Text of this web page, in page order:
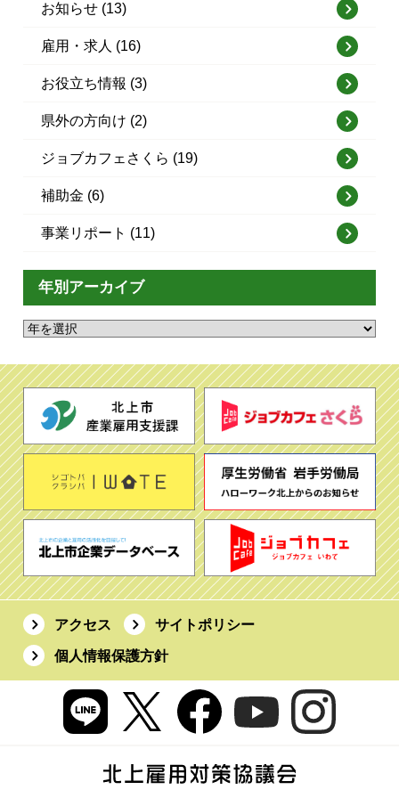
お知らせ (13)
雇用・求人 (16)
お役立ち情報 (3)
県外の方向け (2)
ジョブカフェさくら (19)
補助金 (6)
事業リポート (11)
年別アーカイブ
アクセス サイトポリシー
個人情報保護方針